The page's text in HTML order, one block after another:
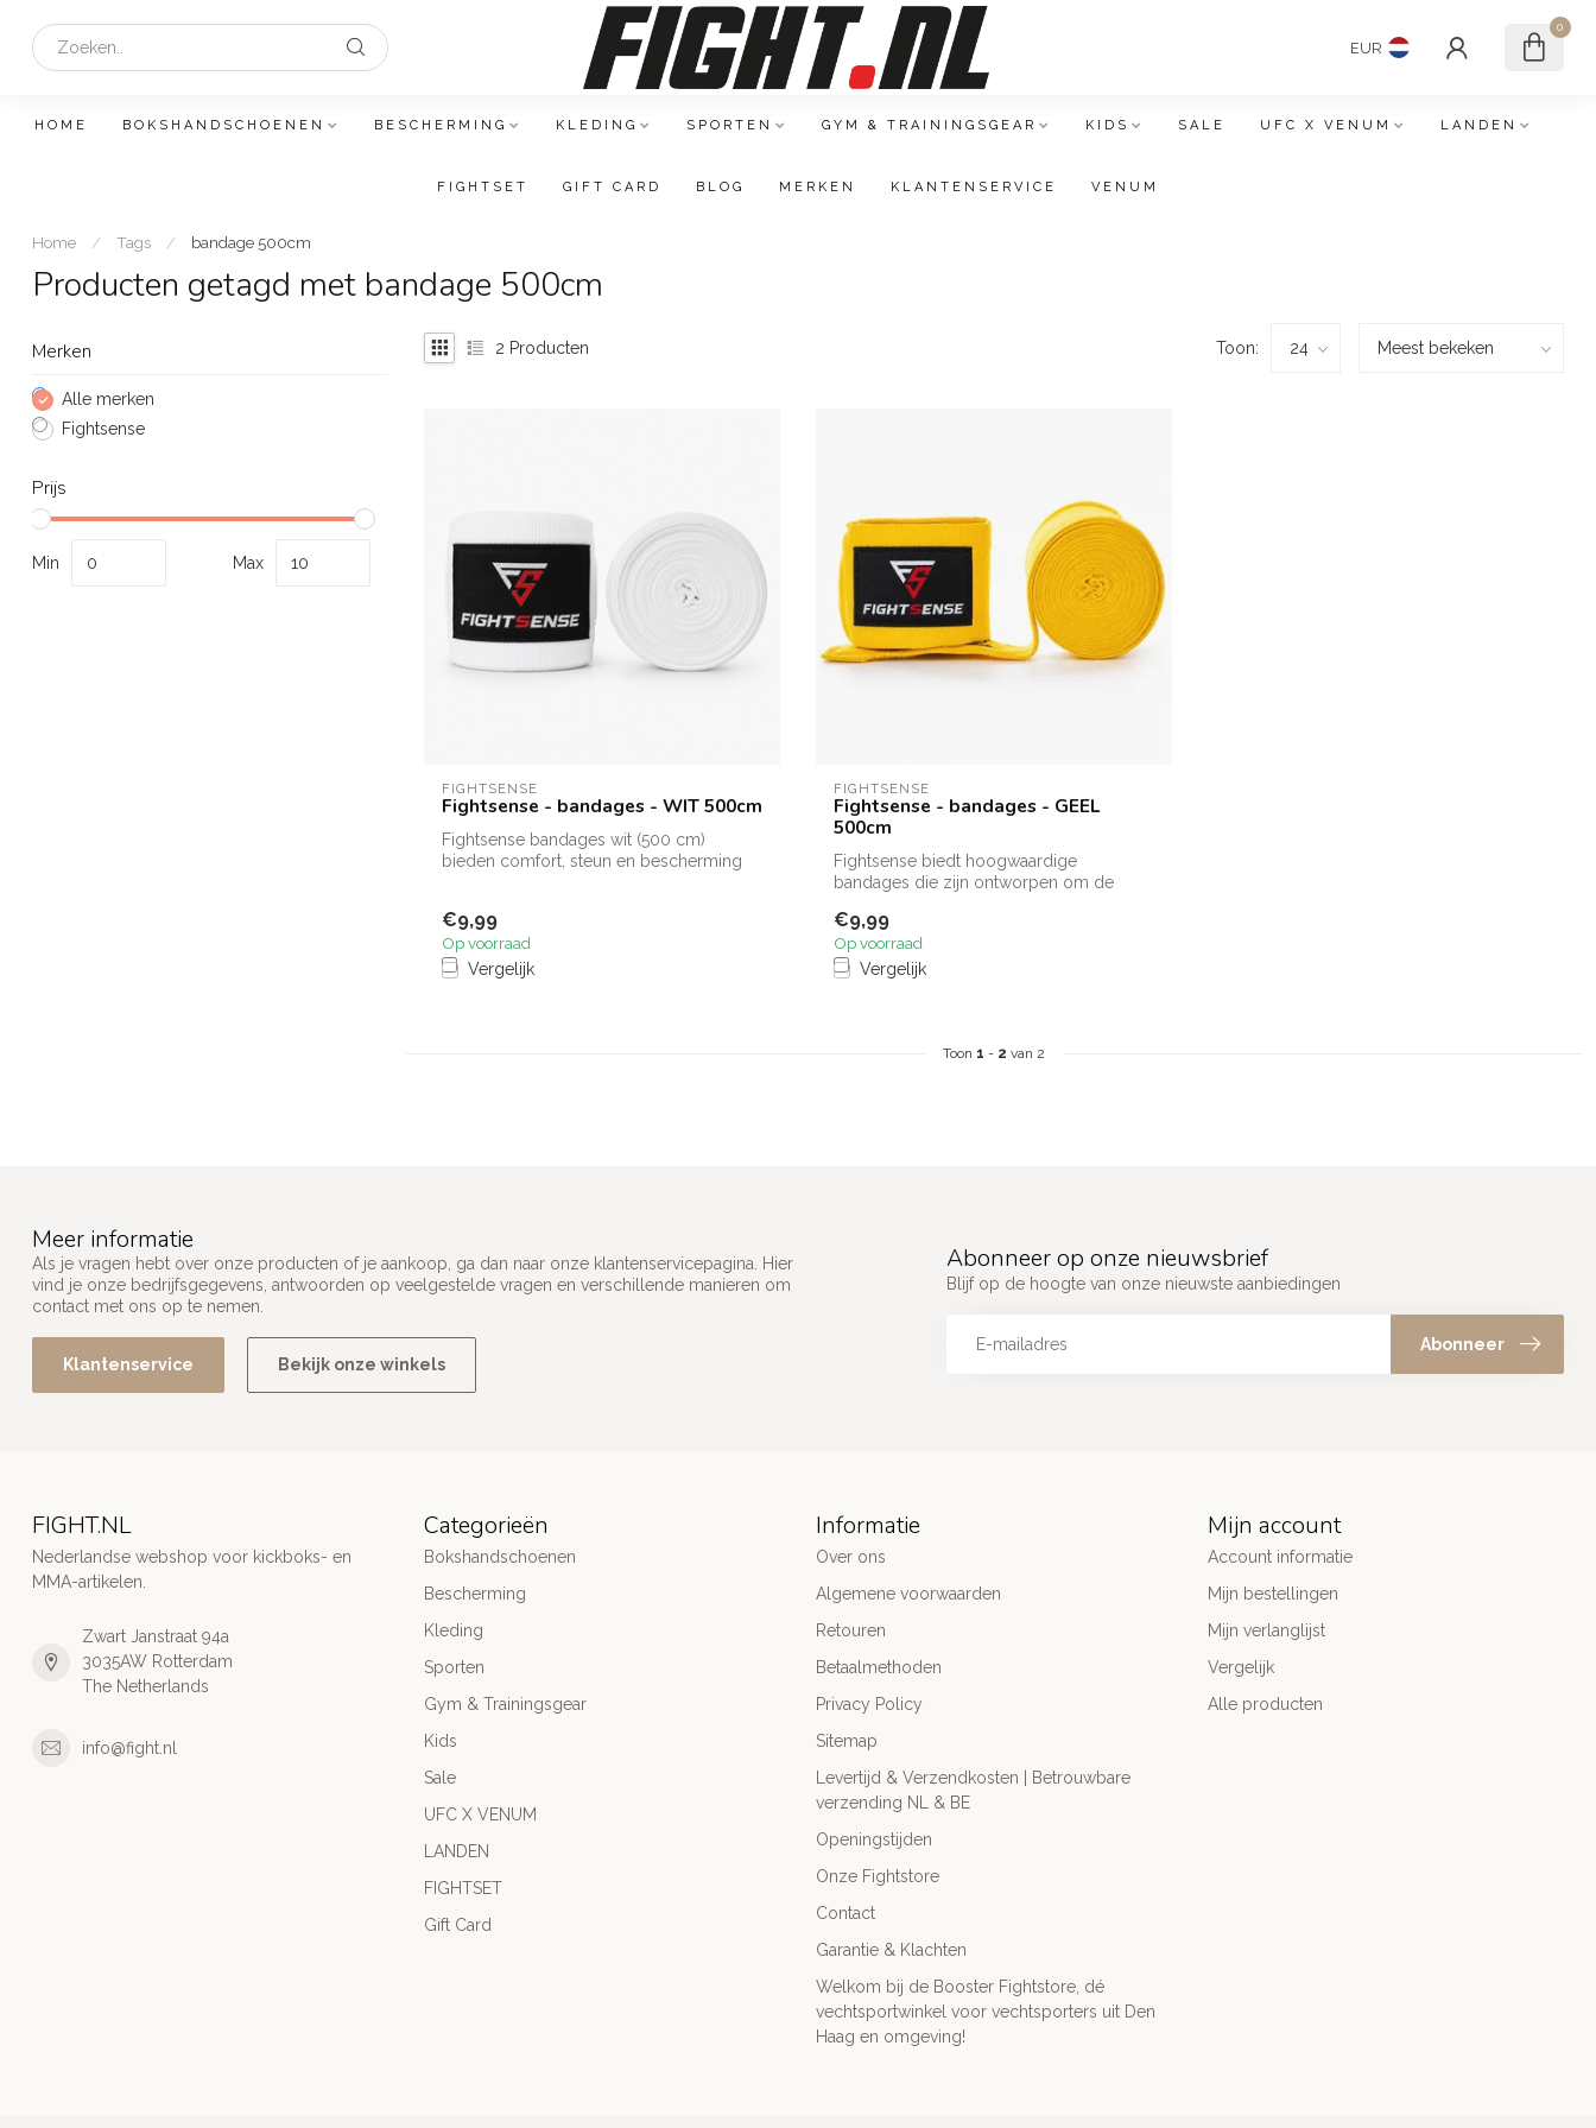
EUR
0
HOME BOKSHANDSCHOENEN BESCHERMING KLEDING SPORTEN GYM & TRAININGSGEAR KIDS SALE UFC X VENUM LANDEN
FIGHTSET GIFT CARD BLOG MERKEN KLANTENSERVICE VENUM
Home / Tags / bandage 500cm
Producten getagd met bandage 500cm
Merken
Alle merken
Fightsense
Prijs
Min Max
2 Producten Toon:
FIGHTSENSE
Fightsense - bandages - WIT 500cm
Fightsense bandages wit (500 cm)
bieden comfort, steun en bescherming
€9,99
Op voorraad
Vergelijk
FIGHTSENSE
Fightsense - bandages - GEEL
500cm
Fightsense biedt hoogwaardige
bandages die zijn ontworpen om de
€9,99
Op voorraad
Vergelijk
Toon 1 - 2 van 2
Meer informatie
Als je vragen hebt over onze producten of je aankoop, ga dan naar onze klantenservicepagina. Hier
vind je onze bedrijfsgegevens, antwoorden op veelgestelde vragen en verschillende manieren om
contact met ons op te nemen.
Klantenservice Bekijk onze winkels
Abonneer op onze nieuwsbrief
Blijf op de hoogte van onze nieuwste aanbiedingen
Abonneer
FIGHT.NL
Nederlandse webshop voor kickboks- en
MMA-artikelen.
Zwart Janstraat 94a
3035AW Rotterdam
The Netherlands
info@fight.nl
Categorieën
Bokshandschoenen
Bescherming
Kleding
Sporten
Gym & Trainingsgear
Kids
Sale
UFC X VENUM
LANDEN
FIGHTSET
Gift Card
Informatie
Over ons
Algemene voorwaarden
Retouren
Betaalmethoden
Privacy Policy
Sitemap
Levertijd & Verzendkosten | Betrouwbare
verzending NL & BE
Openingstijden
Onze Fightstore
Contact
Garantie & Klachten
Welkom bij de Booster Fightstore, dé
vechtsportwinkel voor vechtsporters uit Den
Haag en omgeving!
Mijn account
Account informatie
Mijn bestellingen
Mijn verlanglijst
Vergelijk
Alle producten